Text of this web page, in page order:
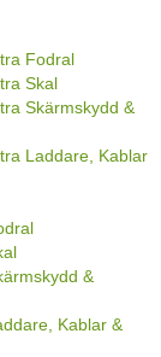
Fodral
Skal
Skärmskydd &
Laddare, Kablar
&
Kablar &